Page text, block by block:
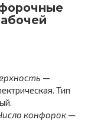
—
Тип
конфорок —